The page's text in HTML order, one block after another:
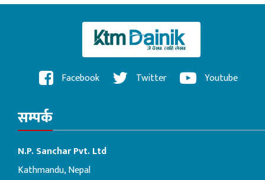
Facebook Twitter Youtube
सम्पर्क
N.P. Sanchar Pvt. Ltd
Kathmandu, Nepal